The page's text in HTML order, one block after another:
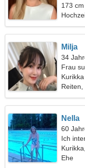
173
Milja
34
Frau
Kurikka
Reiten,
Nella
60
Ich
Ehe